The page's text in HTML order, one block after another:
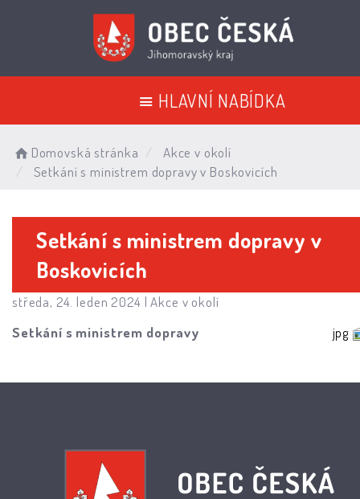
HLAVNÍ NABÍDKA
Domovská stránka
Akce v okolí
Setkání s ministrem dopravy v Boskovicích
Setkání s ministrem dopravy v
Boskovicích
středa, 24. leden 2024 |Akce v okolí
Setkání s ministrem dopravy
jpg